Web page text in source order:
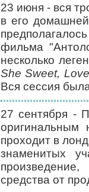
23 июня - вся
в его
фильма
несколько
She Sweet,
Вся сессия
27 сентября -
оригинальным
проходит в
знаменитых
средства от